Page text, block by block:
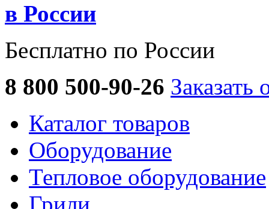
в России
Бесплатно по России
8 800 500-90-26 Заказать
Каталог товаров
Оборудование
Тепловое оборудование